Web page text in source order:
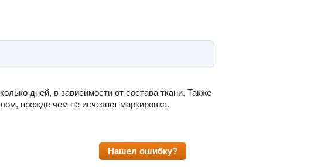
дней, в зависимости от состава ткани. Также
прежде чем не исчезнет маркировка.
Нашел ошибку?